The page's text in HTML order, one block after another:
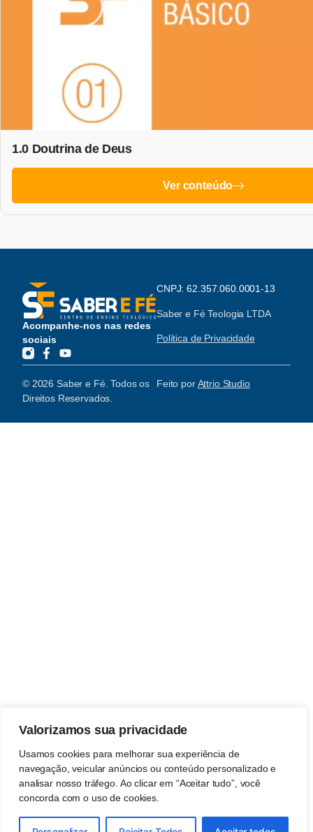
Valorizamos sua privacidade
Usamos cookies para melhorar sua experiência de
navegação, veicular anúncios ou conteúdo personalizado e
analisar nosso tráfego. Ao clicar em “Aceitar tudo”, você
concorda com o uso de cookies.
1.0 Doutrina de Deus
Ver conteúdo
Acompanhe-nos nas redes
sociais
CNPJ: 62.357.060.0001-13
Saber e Fé Teologia LTDA
Política de Privacidade
© 2026 Saber e Fé. Todos os
Direitos Reservados.
Feito porAttrio Studio